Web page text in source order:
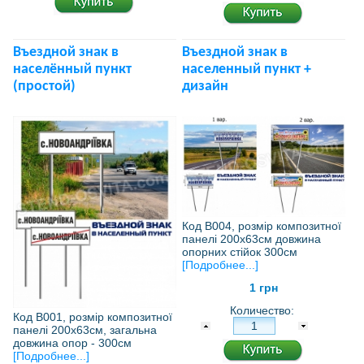
Въездной знак в
населённый пункт
(простой)
Код В001, розмір композитної
панелі 200х63см, загальна
довжина опор - 300см
[Подробнее...]
Въездной знак в
населенный пункт +
дизайн
Код В004, розмір композитної
панелі 200х63см довжина
опорних стійок 300см
[Подробнее...]
1 грн
Количество: